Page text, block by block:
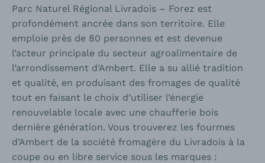
Parc Naturel Régional Livradois – Forez est
profondément ancrée dans son territoire. Elle
emploie près de 80 personnes et est devenue
l’acteur principale du secteur agroalimentaire de
l’arrondissement d’Ambert. Elle a su allié tradition
et qualité, en produisant des fromages de qualité
tout en faisant le choix d’utiliser l’énergie
renouvelable locale avec une chaufferie bois
dernière génération. Vous trouverez les fourmes
d’Ambert de la société fromagère du Livradois à la
coupe ou en libre service sous les marques :